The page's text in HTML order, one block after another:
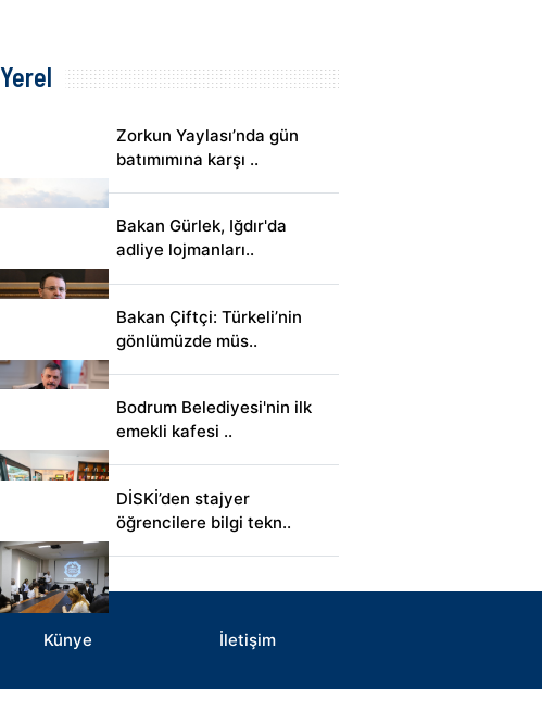
Yerel
Zorkun Yaylası’nda gün
batımımına karşı ..
Bakan Gürlek, Iğdır'da
adliye lojmanları..
Bakan Çiftçi: Türkeli’nin
gönlümüzde müs..
Bodrum Belediyesi'nin ilk
emekli kafesi ..
DİSKİ’den stajyer
öğrencilere bilgi tekn..
Künye İletişim